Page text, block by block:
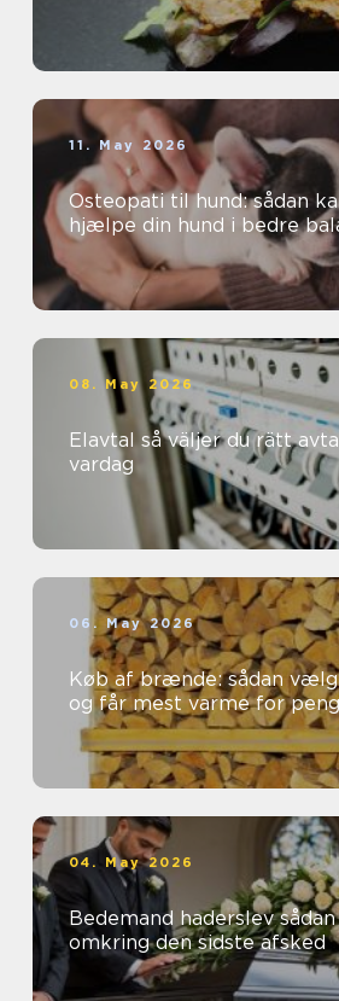
11. May 2026
Osteopati til hund: sådan
hjælpe din hund i bedre
08. May 2026
Elavtal så väljer du rätt avtal för din
vardag
06. May 2026
Køb af brænde: sådan
og får mest varme for
04. May 2026
Bedemand haderslev sådan får du ro
omkring den sidste afsked